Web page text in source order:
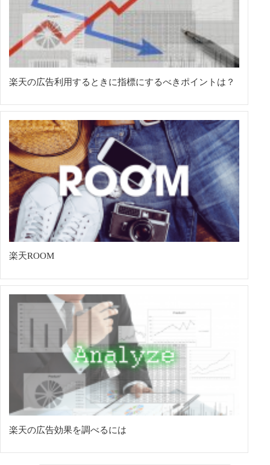
楽天の広告利用するときに指標にするべきポイントは？
楽天ROOM
楽天の広告効果を調べるには